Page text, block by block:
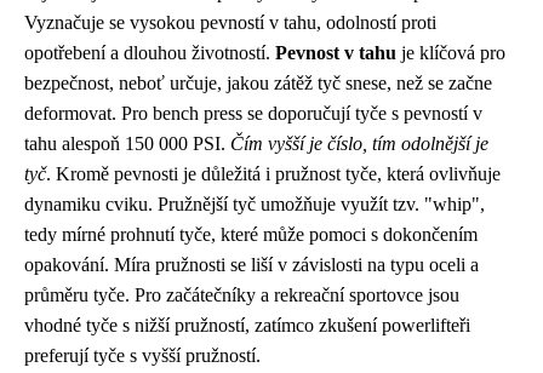
Vyznačuje se vysokou pevností v tahu, odolností proti
opotřebení a dlouhou životností. Pevnost v tahu je klíčová pro
bezpečnost, neboť určuje, jakou zátěž tyč snese, než se začne
deformovat. Pro bench press se doporučují tyče s pevností v
tahu alespoň 150 000 PSI. Čím vyšší je číslo, tím odolnější je
tyč. Kromě pevnosti je důležitá i pružnost tyče, která ovlivňuje
dynamiku cviku. Pružnější tyč umožňuje využít tzv. "whip",
tedy mírné prohnutí tyče, které může pomoci s dokončením
opakování. Míra pružnosti se liší v závislosti na typu oceli a
průměru tyče. Pro začátečníky a rekreační sportovce jsou
vhodné tyče s nižší pružností, zatímco zkušení powerlifteři
preferují tyče s vyšší pružností.